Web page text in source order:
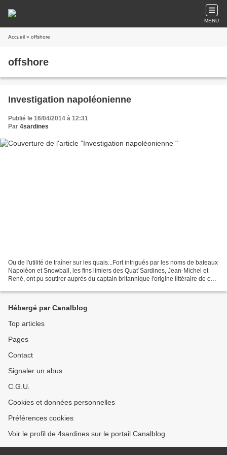
MENU
Accueil » offshore
offshore
Investigation napoléonienne
Publié le 16/04/2014 à 12:31
Par 4sardines
Ou de l'utilité de traîner sur les quais...Fort intrigués par les noms de bateaux
Napoléon et Snowball, les fins limiers des Quat´Sardines, Jean-Michel et
René, ont pu soutirer auprès du captain britannique l'origine littéraire de ces
Hébergé par Canalblog
Top articles
Pages
Contact
Signaler un abus
C.G.U.
Cookies et données personnelles
Préférences cookies
Voir le profil de 4sardines sur le portail Canalblog